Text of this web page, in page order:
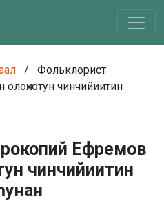
/
Фольклорист
чинчийиитин
Ефремов
чинчийиитин